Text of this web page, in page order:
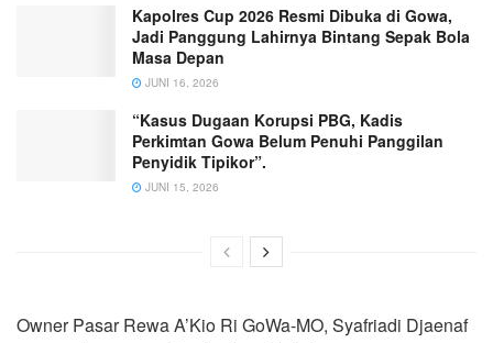
Kapolres Cup 2026 Resmi Dibuka di Gowa,
Jadi Panggung Lahirnya Bintang Sepak Bola
Masa Depan
JUNI 16, 2026
“Kasus Dugaan Korupsi PBG, Kadis
Perkimtan Gowa Belum Penuhi Panggilan
Penyidik Tipikor”.
JUNI 15, 2026
Owner Pasar Rewa A’Kio Ri GoWa-MO, Syafriadi Djaenaf